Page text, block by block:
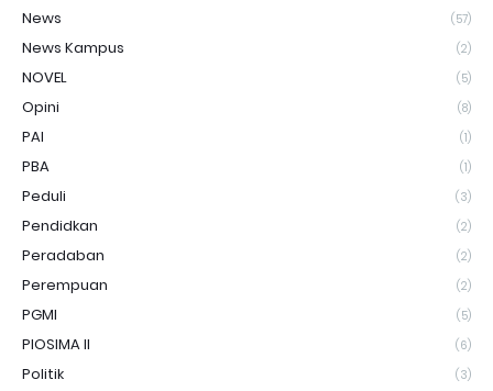
News (57)
News Kampus (2)
NOVEL (5)
Opini (8)
PAI (1)
PBA (1)
Peduli (3)
Pendidkan (2)
Peradaban (2)
Perempuan (2)
PGMI (5)
PIOSIMA II (6)
Politik (3)